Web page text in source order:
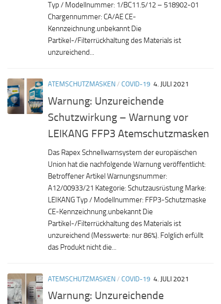
Typ / Modellnummer: 1/BC11.5/12 – 518902-01
Chargennummer: CA/AE CE-
Kennzeichnung.unbekannt Die
Partikel-/Filterrückhaltung des Materials ist
unzureichend...
ATEMSCHUTZMASKEN/ COVID-19 4. JULI 2021
Warnung: Unzureichende
Schutzwirkung – Warnung vor
LEIKANG FFP3 Atemschutzmasken
Das Rapex Schnellwarnsystem der europäischen
Union hat die nachfolgende Warnung veröffentlicht:
Betroffener Artikel Warnungsnummer:
A12/00933/21 Kategorie: Schutzausrüstung Marke:
LEIKANG Typ / Modellnummer: FFP3-Schutzmaske
CE-Kennzeichnung.unbekannt Die
Partikel-/Filterrückhaltung des Materials ist
unzureichend (Messwerte: nur 86%). Folglich erfüllt
das Produkt nicht die...
ATEMSCHUTZMASKEN/ COVID-19 4. JULI 2021
Warnung: Unzureichende